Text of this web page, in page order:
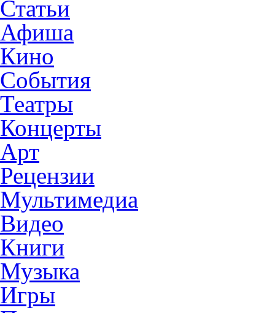
Статьи
Афиша
Кино
События
Театры
Концерты
Арт
Рецензии
Мультимедиа
Видео
Книги
Музыка
Игры